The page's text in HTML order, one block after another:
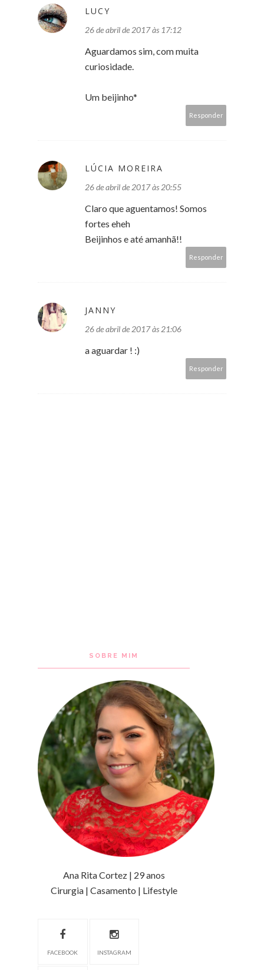
LUCY
26 de abril de 2017 às 17:12
Aguardamos sim, com muita
curiosidade.
Um beijinho*
Responder
LÚCIA MOREIRA
26 de abril de 2017 às 20:55
Claro que aguentamos! Somos
fortes eheh
Beijinhos e até amanhã!!
Responder
JANNY
26 de abril de 2017 às 21:06
a aguardar ! :)
Responder
SOBRE MIM
Ana Rita Cortez | 29 anos
Cirurgia | Casamento | Lifestyle
FACEBOOK INSTAGRAM